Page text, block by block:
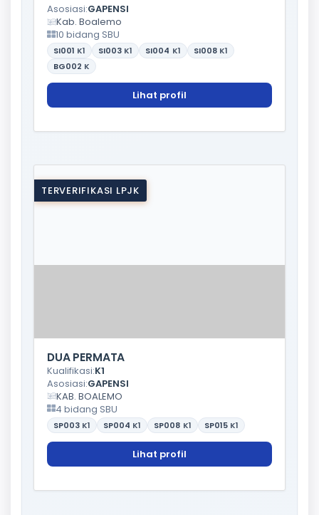
Asosiasi:GAPENSI
Kab. Boalemo
10 bidang SBU
SI001 K1 SI003 K1 SI004 K1 SI008 K1
BG002 K
Lihat profil
TERVERIFIKASI LPJK
DUA PERMATA
Kualifikasi:K1
Asosiasi:GAPENSI
KAB. BOALEMO
4 bidang SBU
SP003 K1 SP004 K1 SP008 K1 SP015 K1
Lihat profil